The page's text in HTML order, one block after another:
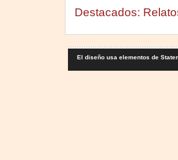
Destacados:
El diseño usa elementos de